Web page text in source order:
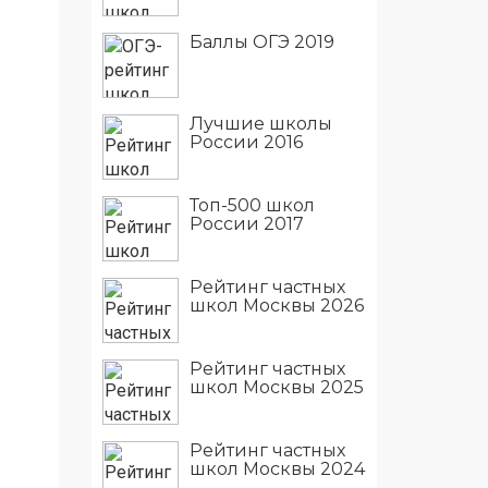
Баллы ОГЭ 2019
Лучшие школы
России 2016
Топ-500 школ
России 2017
Рейтинг частных
школ Москвы 2026
Рейтинг частных
школ Москвы 2025
Рейтинг частных
школ Москвы 2024